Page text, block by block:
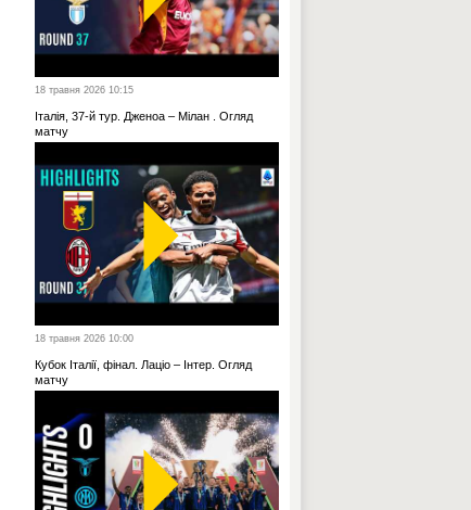
18 травня 2026 10:15
Італія, 37-й тур. Дженоа – Мілан . Огляд
матчу
18 травня 2026 10:00
Кубок Італії, фінал. Лаціо – Інтер. Огляд
матчу